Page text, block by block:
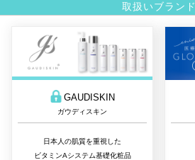
取扱いブランド
GAUDISKIN
ガウディスキン
日本人の肌質を重視した
ビタミンAシステム基礎化粧品